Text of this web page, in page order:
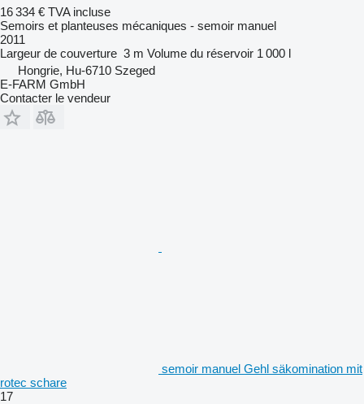
16 334 € TVA incluse
Semoirs et planteuses mécaniques - semoir manuel
2011
Largeur de couverture 3 m Volume du réservoir 1 000 l
Hongrie, Hu-6710 Szeged
E-FARM GmbH
Contacter le vendeur
semoir manuel Gehl säkomination mit
rotec schare
17